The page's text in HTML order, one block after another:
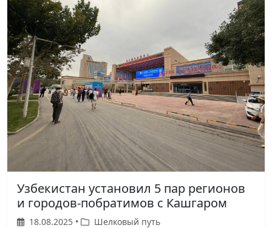
Узбекистан установил 5 пар регионов
и городов-побратимов с Кашгаром
18.08.2025 • Шелковый путь